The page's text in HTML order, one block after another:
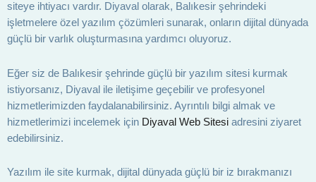
siteye ihtiyacı vardır. Diyaval olarak, Balıkesir şehrindeki
işletmelere özel yazılım çözümleri sunarak, onların dijital dünyada
güçlü bir varlık oluşturmasına yardımcı oluyoruz.
Eğer siz de Balıkesir şehrinde güçlü bir yazılım sitesi kurmak
istiyorsanız, Diyaval ile iletişime geçebilir ve profesyonel
hizmetlerimizden faydalanabilirsiniz. Ayrıntılı bilgi almak ve
hizmetlerimizi incelemek için Diyaval Web Sitesi adresini ziyaret
edebilirsiniz.
Yazılım ile site kurmak, dijital dünyada güçlü bir iz bırakmanızı